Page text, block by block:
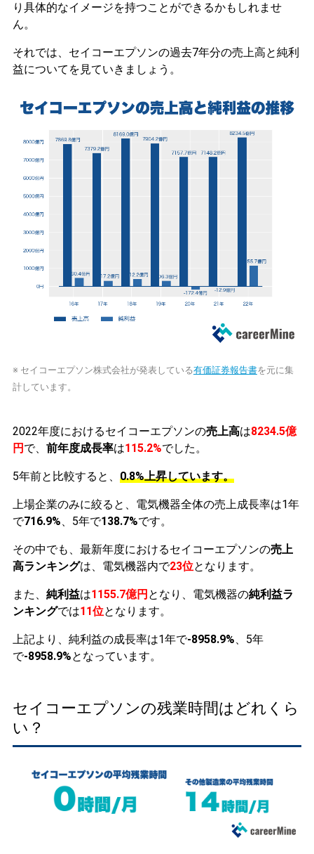
り具体的なイメージを持つことができるかもしれませ
ん。
それでは、セイコーエプソンの過去7年分の売上高と純利
益についてを見ていきましょう。
※ セイコーエプソン株式会社が発表している有価証券報告書を元に集
計しています。
2022年度におけるセイコーエプソンの売上高は8234.5億
円 で、 前年度成長率は115.2%でした。
5年前と比較すると、 0.8%上昇しています。
上場企業のみに絞ると、電気機器全体の売上成長率は1年
で716.9%、5年で138.7%です。
その中でも、最新年度におけるセイコーエプソンの売上
高ランキングは、電気機器内で23位となります。
また、 純利益は1155.7億円 となり、電気機器の純利益ラ
ンキングでは11位となります。
上記より、純利益の成長率は1年で-8958.9%、5年
で-8958.9%となっています。
セイコーエプソンの残業時間はどれくら
い？